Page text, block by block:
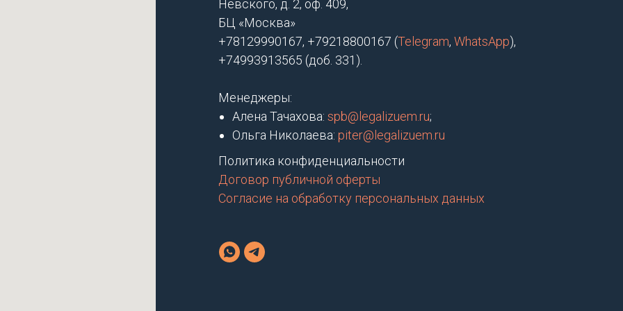
Невского, д. 2, оф. 409,
БЦ «Москва»
+78129990167, +79218800167 (Telegram, WhatsApp),
+74993913565 (доб. 331).
Менеджеры:
Алена Тачахова: spb@legalizuem.ru;
Ольга Николаева: piter@legalizuem.ru
Политика конфиденциальности
Договор публичной оферты
Согласие на обработку персональных данных